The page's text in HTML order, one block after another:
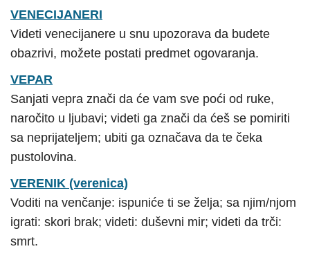
VENECIJANERI
Videti venecijanere u snu upozorava da budete
obazrivi, možete postati predmet ogovaranja.
VEPAR
Sanjati vepra znači da će vam sve poći od ruke,
naročito u ljubavi; videti ga znači da ćeš se pomiriti
sa neprijateljem; ubiti ga označava da te čeka
pustolovina.
VERENIK (verenica)
Voditi na venčanje: ispuniće ti se želja; sa njim/njom
igrati: skori brak; videti: duševni mir; videti da trči:
smrt.